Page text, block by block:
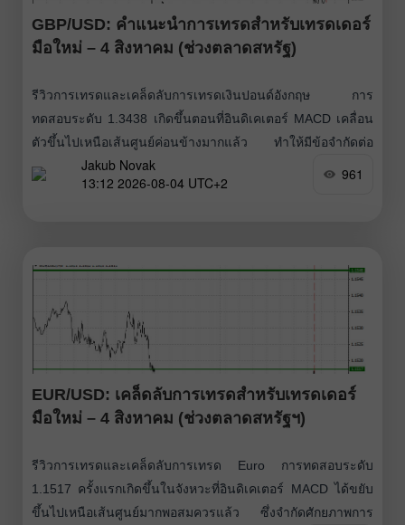
GBP/USD: คำแนะนำการเทรดสำหรับเทรดเดอร์
มือใหม่ – 4 สิงหาคม (ช่วงตลาดสหรัฐ)
รีวิวการเทรดและเคล็ดลับการเทรดเงินปอนด์อังกฤษ การ
ทดสอบระดับ 1.3438 เกิดขึ้นตอนที่อินดิเคเตอร์ MACD เคลื่อน
ตัวขึ้นไปเหนือเส้นศูนย์ค่อนข้างมากแล้ว ทำให้มีข้อจำกัดต่อ
ศักยภาพการปรับขึ้นของคู่สกุลเงินนี้ ด้วยเหตุนี้ ผม/ฉันจึงไม่เข้า
ซื้อปอนด์ โอกาสในการเข้าซื้อก็ไม่น่าสนใจเช่นกัน เนื่องจาก
ตัวเลขเศรษฐกิจที่มีความสำคัญมากกว่า แต่วันนี้ไม่มีปัจจัย
กระตุ้นลักษณะนั้น
Jakub Novak
13:12 2026-08-04 UTC+2
961
EUR/USD: เคล็ดลับการเทรดสำหรับเทรดเดอร์
มือใหม่ – 4 สิงหาคม (ช่วงตลาดสหรัฐฯ)
รีวิวการเทรดและเคล็ดลับการเทรด Euro การทดสอบระดับ
1.1517 ครั้งแรกเกิดขึ้นในจังหวะที่อินดิเคเตอร์ MACD ได้ขยับ
ขึ้นไปเหนือเส้นศูนย์มากพอสมควรแล้ว ซึ่งจำกัดศักยภาพการ